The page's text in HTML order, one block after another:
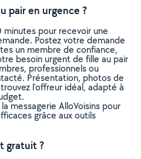
pair en urgence ?
minutes pour recevoir une
Postez votre demande
un membre de confiance,
besoin urgent de fille au pair
professionnels ou
Présentation, photos de
l'offreur idéal, adapté à
messagerie AlloVoisins pour
grâce aux outils
gratuit ?